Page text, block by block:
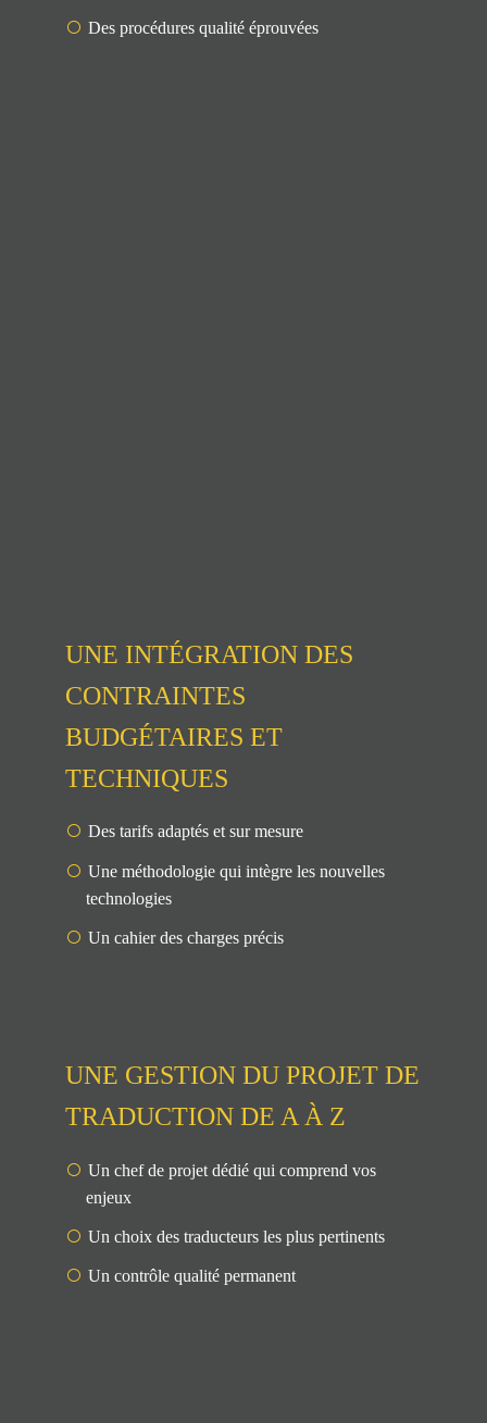
Des procédures qualité éprouvées
UNE INTÉGRATION DES
CONTRAINTES
BUDGÉTAIRES ET
TECHNIQUES
Des tarifs adaptés et sur mesure
Une méthodologie qui intègre les nouvelles
technologies
Un cahier des charges précis
UNE GESTION DU PROJET DE
TRADUCTION DE A À Z
Un chef de projet dédié qui comprend vos
enjeux
Un choix des traducteurs les plus pertinents
Un contrôle qualité permanent